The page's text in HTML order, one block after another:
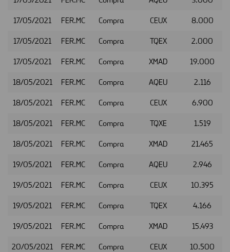
17/05/2021 FER.MC Compra CEUX 8.000
17/05/2021 FER.MC Compra TQEX 2.000
17/05/2021 FER.MC Compra XMAD 19.000
18/05/2021 FER.MC Compra AQEU 2.116
18/05/2021 FER.MC Compra CEUX 6.900
18/05/2021 FER.MC Compra TQXE 1.519
18/05/2021 FER.MC Compra XMAD 21.465
19/05/2021 FER.MC Compra AQEU 2.946
19/05/2021 FER.MC Compra CEUX 10.395
19/05/2021 FER.MC Compra TQEX 4.166
19/05/2021 FER.MC Compra XMAD 15.493
20/05/2021 FER.MC Compra CEUX 10.500